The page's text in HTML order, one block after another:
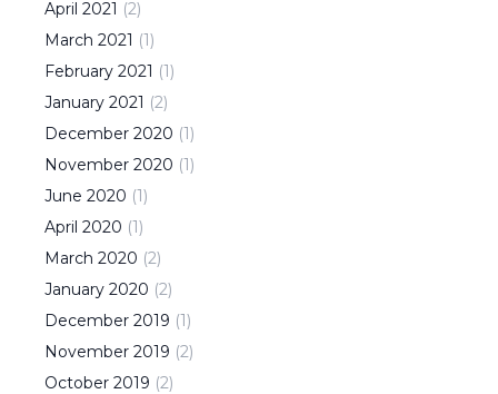
April 2021 (2)
March 2021 (1)
February 2021 (1)
January 2021 (2)
December 2020 (1)
November 2020 (1)
June 2020 (1)
April 2020 (1)
March 2020 (2)
January 2020 (2)
December 2019 (1)
November 2019 (2)
October 2019 (2)